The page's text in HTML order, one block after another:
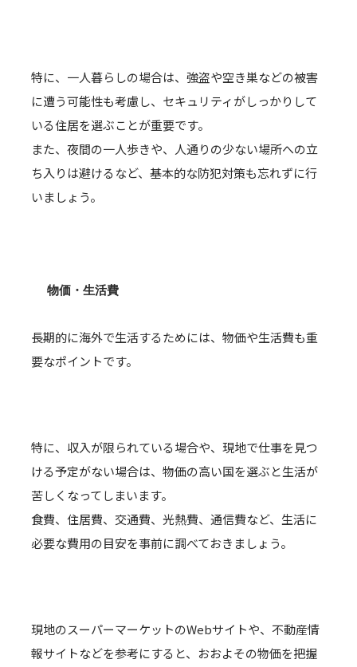
特に、一人暮らしの場合は、強盗や空き巣などの被害
に遭う可能性も考慮し、セキュリティがしっかりして
いる住居を選ぶことが重要です。
また、夜間の一人歩きや、人通りの少ない場所への立
ち入りは避けるなど、基本的な防犯対策も忘れずに行
いましょう。
物価・生活費
長期的に海外で生活するためには、物価や生活費も重
要なポイントです。
特に、収入が限られている場合や、現地で仕事を見つ
ける予定がない場合は、物価の高い国を選ぶと生活が
苦しくなってしまいます。
食費、住居費、交通費、光熱費、通信費など、生活に
必要な費用の目安を事前に調べておきましょう。
現地のスーパーマーケットのWebサイトや、不動産情
報サイトなどを参考にすると、おおよその物価を把握